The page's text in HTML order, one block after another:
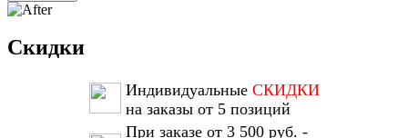
Скидки
Индивидуальные СКИДКИ
на заказы от 5 позиций
При заказе от 3 500 руб. -